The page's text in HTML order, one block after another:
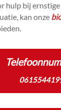
hulp bij ernstige
kan onze